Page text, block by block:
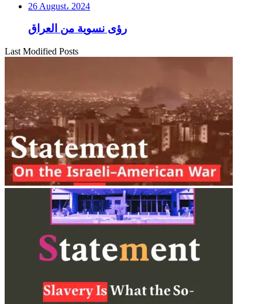
26 August، 2024
رؤى نسوية من العراق
Last Modified Posts